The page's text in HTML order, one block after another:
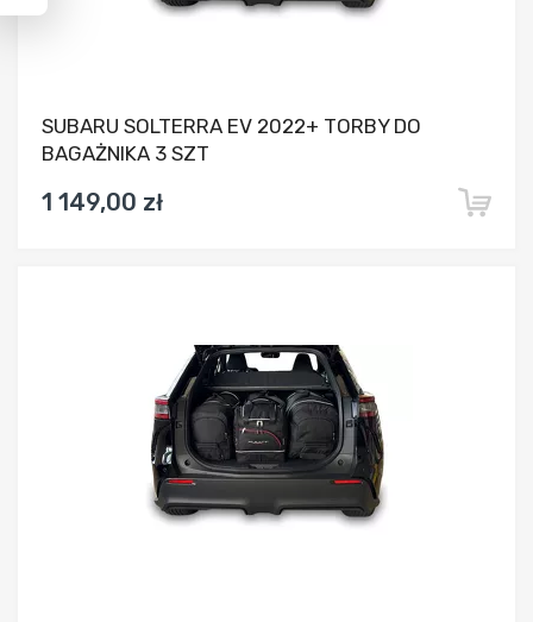
SUBARU SOLTERRA EV 2022+ TORBY DO
BAGAŻNIKA 3 SZT
1 149,00 zł